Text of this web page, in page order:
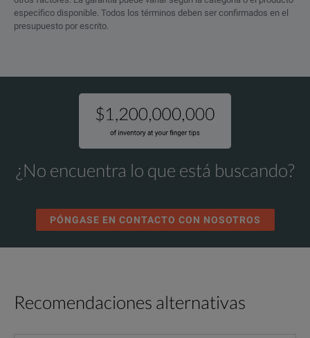
específico disponible. Todos los términos deben ser confirmados en el
presupuesto por escrito.
¿No encuentra lo que está buscando?
PÓNGASE EN CONTACTO CON NOSOTROS
Recomendaciones alternativas